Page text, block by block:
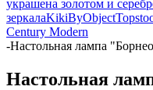
украшена золотом и
зеркалаKikiByObject
Century Modern
-Настольная лампа
Настольная